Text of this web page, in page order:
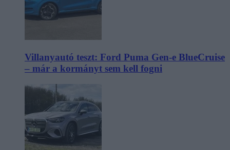
Villanyautó teszt: Ford Puma Gen-e BlueCruise
– már a kormányt sem kell fogni